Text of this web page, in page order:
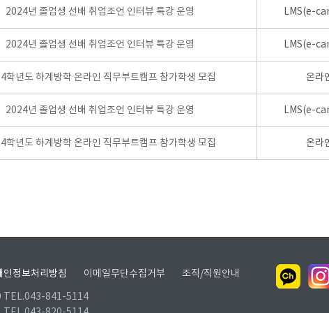
2024년 졸업생 선배 취업조언 인터뷰 특강 운영 LMS(e-
2024년 졸업생 선배 취업조언 인터뷰 특강 운영 LMS(e-
학년도 하계방학 온라인 직무부트캠프 참가학생 모집 온라
2024년 졸업생 선배 취업조언 인터뷰 특강 운영 LMS(e-
학년도 하계방학 온라인 직무부트캠프 참가학생 모집 온라
인정보처리방침 이메일무단수집거부 조직/직원안내
TEL.043-841-5114